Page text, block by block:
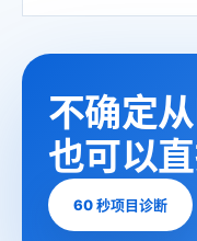
不确定从
也可以
60 秒项目诊断